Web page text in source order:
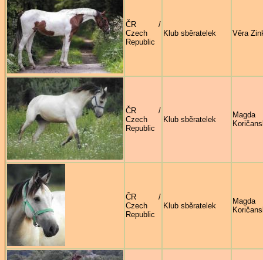
ČR /
Czech
Republic
Klub sběratelek Věra
ČR /
Czech
Republic
Klub sběratelek
Magda
ČR /
Czech
Republic
Klub sběratelek
Magda